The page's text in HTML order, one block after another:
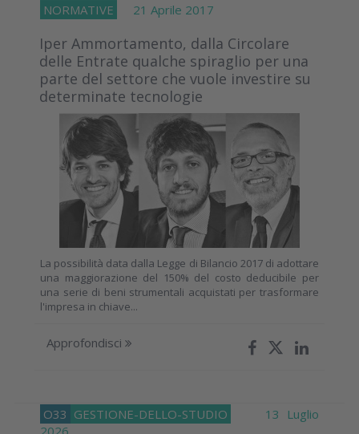
NORMATIVE 21 Aprile 2017
Iper Ammortamento, dalla Circolare
delle Entrate qualche spiraglio per una
parte del settore che vuole investire su
determinate tecnologie
La possibilità data dalla Legge di Bilancio 2017 di adottare
una maggiorazione del 150% del costo deducibile per
una serie di beni strumentali acquistati per trasformare
l'impresa in chiave...
Approfondisci
O33 GESTIONE-DELLO-STUDIO
13 Luglio